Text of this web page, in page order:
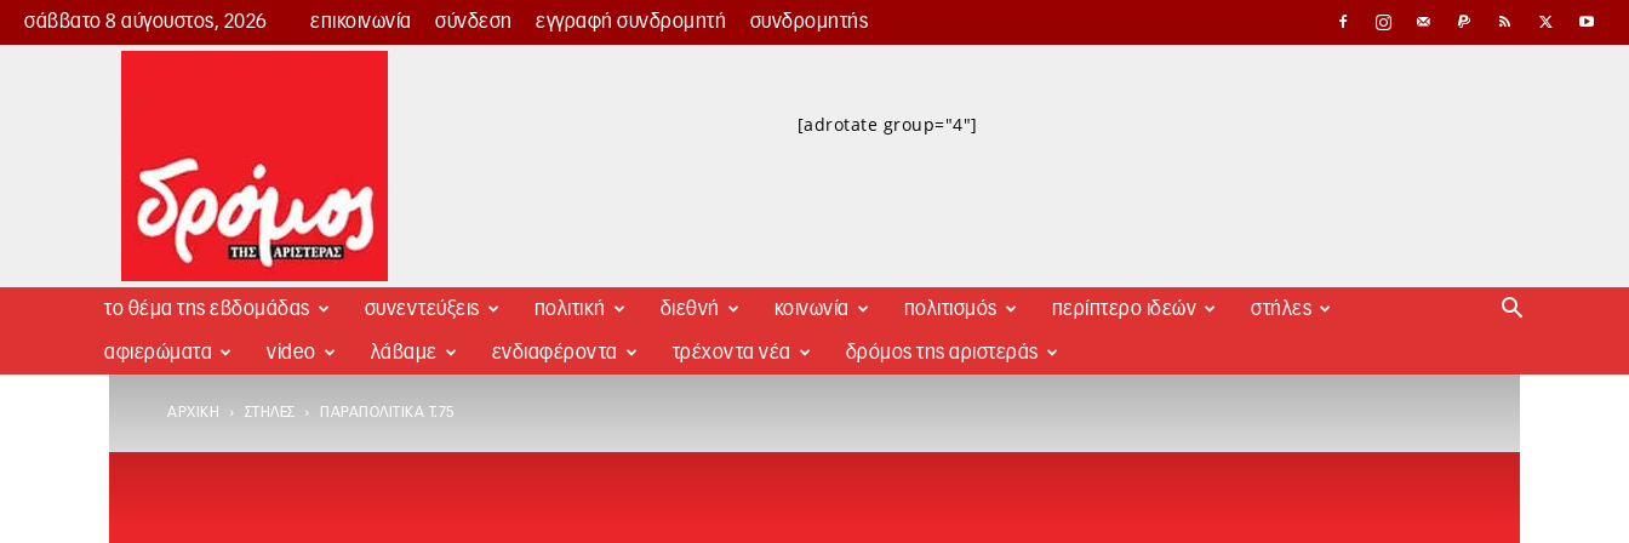
σάββατο 8 αύγουστος, 2026 επικοινωνία σύνδεση εγγραφή συνδρομητή συνδρομητής
Δρόμος
[adrotate group="4"]
το θέμα της εβδομάδας συνεντεύξεις πολιτική διεθνή κοινωνία πολιτισμός περίπτερο ιδεών στήλες
αφιερώματα video λάβαμε ενδιαφέροντα τρέχοντα νέα δρόμος της αριστεράς
ΑΡΧΙΚΉ ΣΤΉΛΕΣ ΠΑΡΑΠΟΛΙΤΙΚΆ Τ.75